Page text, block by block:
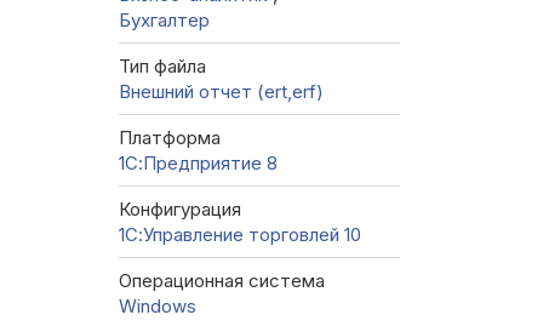
Бухгалтер
Тип файла
Внешний отчет (ert,erf)
Платформа
1С:Предприятие 8
Конфигурация
1С:Управление торговлей 10
Операционная система
Windows